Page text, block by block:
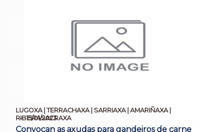
LUGOXA | TERRACHAXA | SARRIAXA | AMARIÑAXA |
RIBEIRASACRAXA
15/01/2023
Convocan as axudas para gandeiros de carne